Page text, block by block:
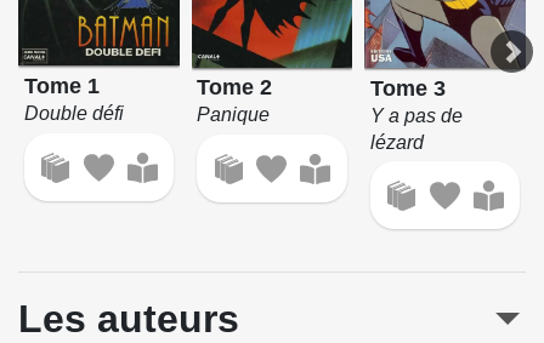
Tome 1
Double défi
Tome 2
Panique
Tome 3
Y a pas de
lézard
Les auteurs